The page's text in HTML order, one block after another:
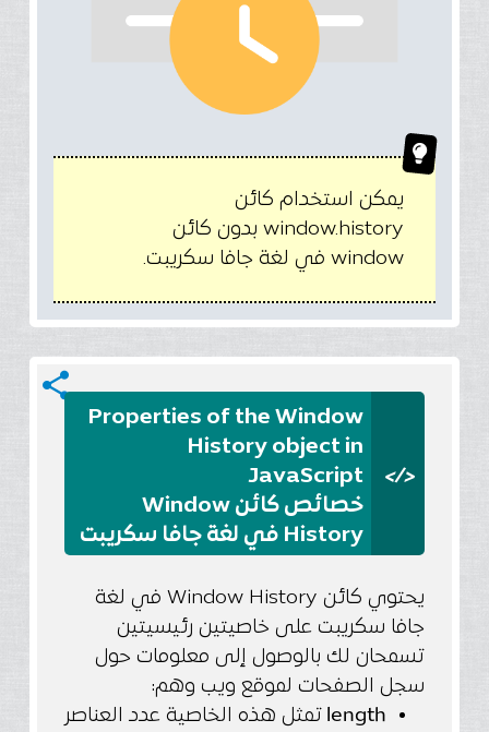
يمكن استخدام كائن
window.history بدون كائن
window في لغة جافا سكريبت.
share
</>
Properties of the Window
History object in
JavaScript
خصائص كائن Window
History في لغة جافا سكريبت
يحتوي كائن Window History في لغة
جافا سكريبت على خاصيتين رئيسيتين
تسمحان لك بالوصول إلى معلومات حول
سجل الصفحات لموقع ويب وهم:
length تمثل هذه الخاصية عدد العناصر